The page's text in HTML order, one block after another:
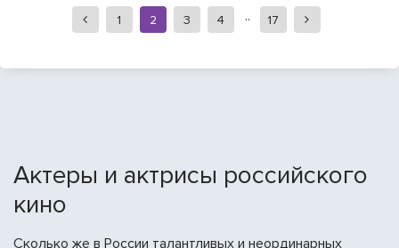
1 2 3 4 17
Aктеры и актрисы российского
кино
Сколько же в России талантливых и неординарных